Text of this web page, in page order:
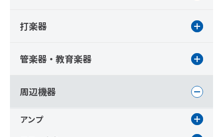
打楽器
管楽器・教育楽器
周辺機器
アンプ